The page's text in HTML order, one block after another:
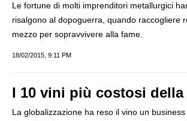
Le fortune di molti imprenditori metallurgici
risalgono al dopoguerra, quando raccogliere
mezzo per sopravvivere alla fame.
18/02/2015, 9:11 PM
I 10 vini più costosi della
La globalizzazione ha reso il vino un business